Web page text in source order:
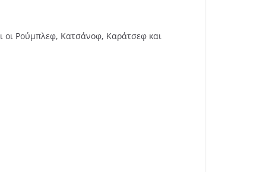
οι Ρούμπλεφ, Κατσάνοφ, Καράτσεφ και